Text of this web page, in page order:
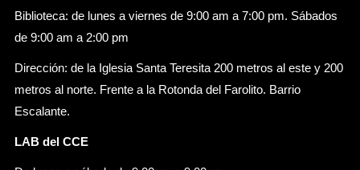
Biblioteca: de lunes a viernes de 9:00 am a 7:00 pm. Sábados
de 9:00 am a 2:00 pm
Dirección: de la Iglesia Santa Teresita 200 metros al este y 200
metros al norte. Frente a la Rotonda del Farolito. Barrio
Escalante.
LAB del CCE